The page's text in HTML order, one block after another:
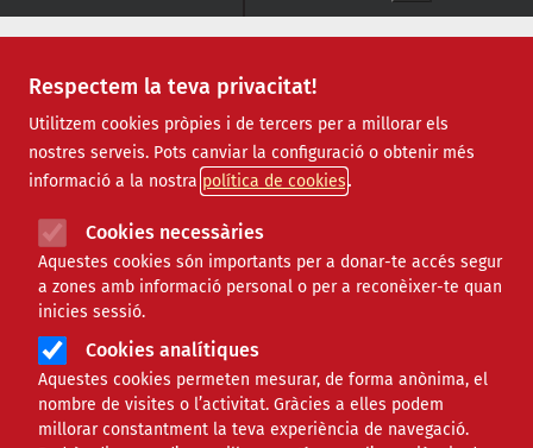
Respectem la teva privacitat!
Utilitzem cookies pròpies i de tercers per a millorar els
nostres serveis. Pots canviar la configuració o obtenir més
informació a la nostra política de cookies
Cookies necessàries
Aquestes cookies són importants per a donar-te accés segur
a zones amb informació personal o per a reconèixer-te quan
inicies sessió.
Cookies analítiques
Aquestes cookies permeten mesurar, de forma anònima, el
nombre de visites o l’activitat. Gràcies a elles podem
millorar constantment la teva experiència de navegació.
Notícies
Totes | Ambiental | Comunitari | Cultural | Social
|
Internacional | Projectes | Jurídic | Tecnològic
Formació